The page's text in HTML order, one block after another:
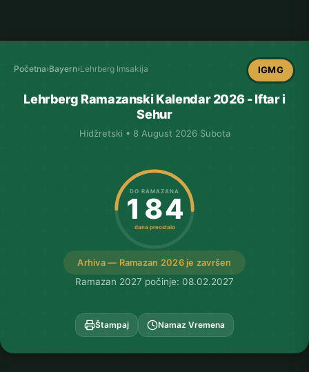
Početna›Bayern›Lehrberg Imsakija IGMG
Lehrberg Ramazanski Kalendar 2026 - Iftar i
Sehur
Hidžretski • 8 August 2026 Subota
Arhiva — Ramazan 2026 je završen
DO RAMAZANA
184
dana preostalo
Ramazan 2027 počinje: 08.02.2027
Štampaj Namaz Vremena